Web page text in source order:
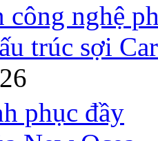
công nghệ
trúc sợi